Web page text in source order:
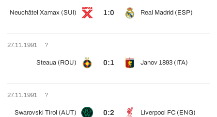
Neuchâtel Xamax (SUI) 1:0 Real Madrid (ESP)
27.11.1991 ?
Steaua (ROU) 0:1 Janov 1893 (ITA)
27.11.1991 ?
Swarovski Tirol (AUT) 0:2 Liverpool FC (ENG)